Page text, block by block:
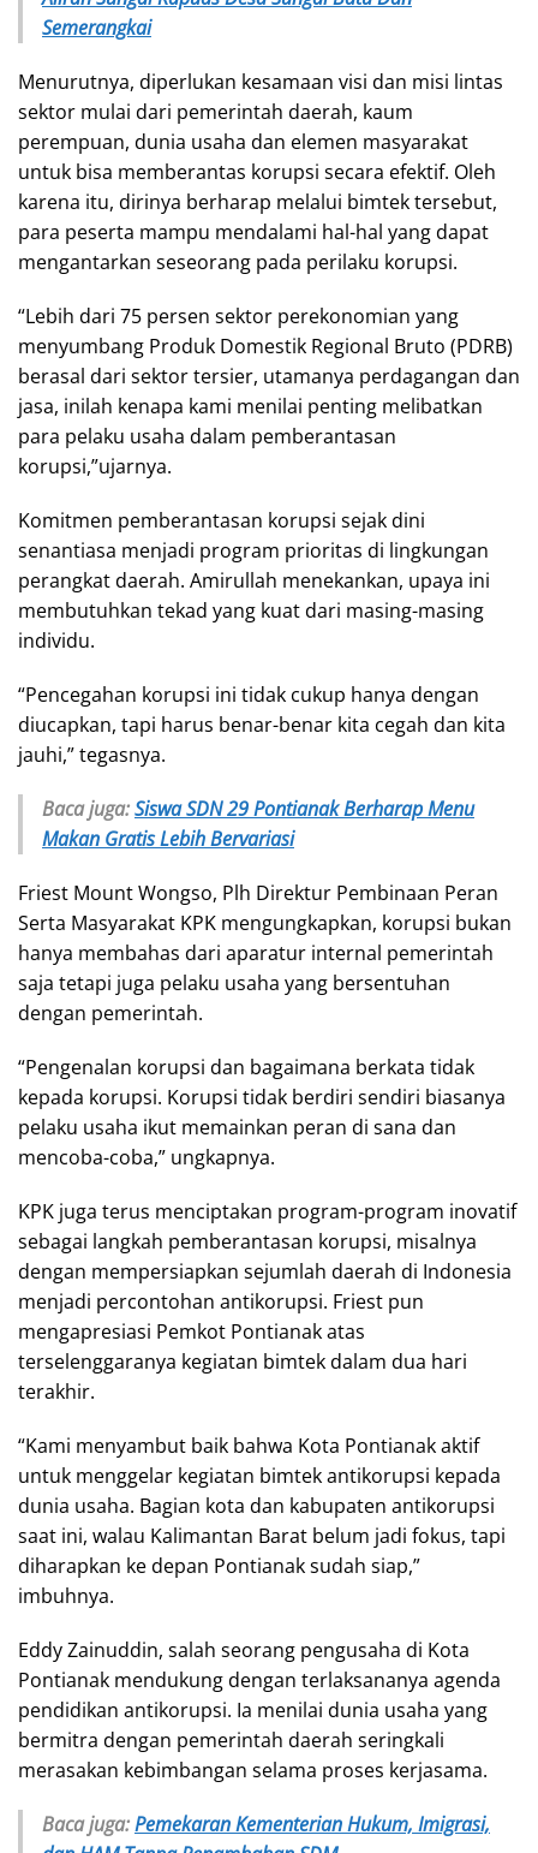
Semerangkai
Menurutnya, diperlukan kesamaan visi dan misi lintas
sektor mulai dari pemerintah daerah, kaum
perempuan, dunia usaha dan elemen masyarakat
untuk bisa memberantas korupsi secara efektif. Oleh
karena itu, dirinya berharap melalui bimtek tersebut,
para peserta mampu mendalami hal-hal yang dapat
mengantarkan seseorang pada perilaku korupsi.
“Lebih dari 75 persen sektor perekonomian yang
menyumbang Produk Domestik Regional Bruto (PDRB)
berasal dari sektor tersier, utamanya perdagangan dan
jasa, inilah kenapa kami menilai penting melibatkan
para pelaku usaha dalam pemberantasan
korupsi,”ujarnya.
Komitmen pemberantasan korupsi sejak dini
senantiasa menjadi program prioritas di lingkungan
perangkat daerah. Amirullah menekankan, upaya ini
membutuhkan tekad yang kuat dari masing-masing
individu.
“Pencegahan korupsi ini tidak cukup hanya dengan
diucapkan, tapi harus benar-benar kita cegah dan kita
jauhi,” tegasnya.
Baca juga:Siswa SDN 29 Pontianak Berharap Menu
Makan Gratis Lebih Bervariasi
Friest Mount Wongso, Plh Direktur Pembinaan Peran
Serta Masyarakat KPK mengungkapkan, korupsi bukan
hanya membahas dari aparatur internal pemerintah
saja tetapi juga pelaku usaha yang bersentuhan
dengan pemerintah.
“Pengenalan korupsi dan bagaimana berkata tidak
kepada korupsi. Korupsi tidak berdiri sendiri biasanya
pelaku usaha ikut memainkan peran di sana dan
mencoba-coba,” ungkapnya.
KPK juga terus menciptakan program-program inovatif
sebagai langkah pemberantasan korupsi, misalnya
dengan mempersiapkan sejumlah daerah di Indonesia
menjadi percontohan antikorupsi. Friest pun
mengapresiasi Pemkot Pontianak atas
terselenggaranya kegiatan bimtek dalam dua hari
terakhir.
“Kami menyambut baik bahwa Kota Pontianak aktif
untuk menggelar kegiatan bimtek antikorupsi kepada
dunia usaha. Bagian kota dan kabupaten antikorupsi
saat ini, walau Kalimantan Barat belum jadi fokus, tapi
diharapkan ke depan Pontianak sudah siap,”
imbuhnya.
Eddy Zainuddin, salah seorang pengusaha di Kota
Pontianak mendukung dengan terlaksananya agenda
pendidikan antikorupsi. Ia menilai dunia usaha yang
bermitra dengan pemerintah daerah seringkali
merasakan kebimbangan selama proses kerjasama.
Baca juga:Pemekaran Kementerian Hukum, Imigrasi,